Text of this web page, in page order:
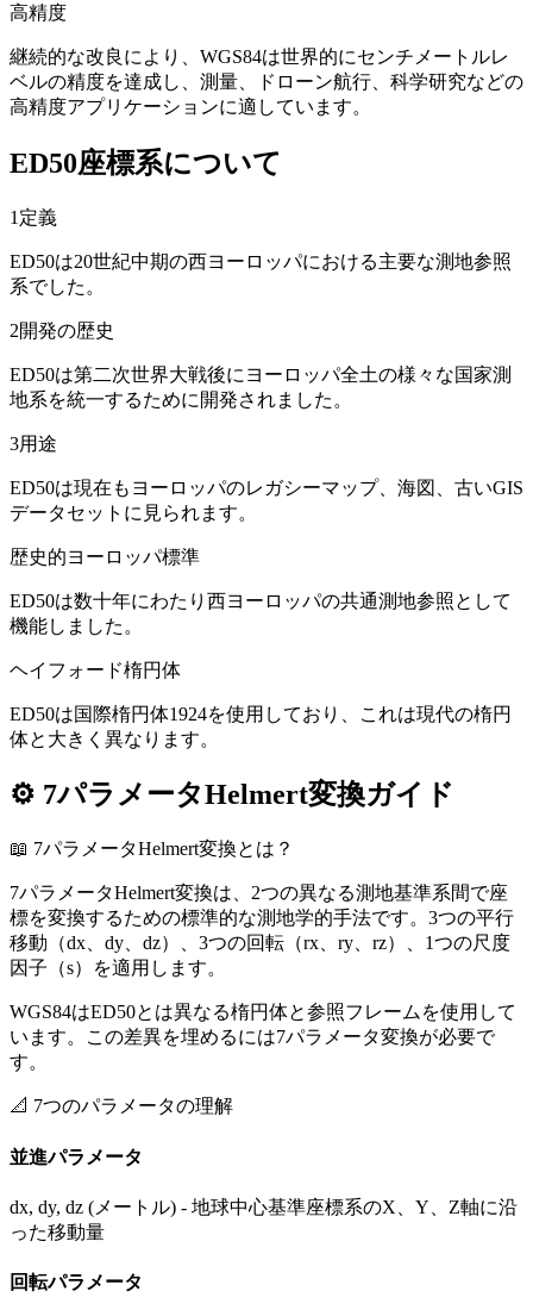
高精度
継続的な改良により、WGS84は世界的にセンチメートルレ
ベルの精度を達成し、測量、ドローン航行、科学研究などの
高精度アプリケーションに適しています。
ED50座標系について
1 定義
ED50は20世紀中期の西ヨーロッパにおける主要な測地参照
系でした。
2開発の歴史
ED50は第二次世界大戦後にヨーロッパ全土の様々な国家測
地系を統一するために開発されました。
3用途
ED50は現在もヨーロッパのレガシーマップ、海図、古いGIS
データセットに見られます。
歴史的ヨーロッパ標準
ED50は数十年にわたり西ヨーロッパの共通測地参照として
機能しました。
ヘイフォード楕円体
ED50は国際楕円体1924を使用しており、これは現代の楕円
体と大きく異なります。
⚙️ 7パラメータHelmert変換ガイド
📖 7パラメータHelmert変換とは？
7パラメータHelmert変換は、2つの異なる測地基準系間で座
標を変換するための標準的な測地学的手法です。3つの平行
移動（dx、dy、dz）、3つの回転（rx、ry、rz）、1つの尺度
因子（s）を適用します。
WGS84はED50とは異なる楕円体と参照フレームを使用して
います。この差異を埋めるには7パラメータ変換が必要で
す。
📐 7つのパラメータの理解
並進パラメータ
dx, dy, dz (メートル) - 地球中心基準座標系のX、Y、Z軸に沿
った移動量
回転パラメータ